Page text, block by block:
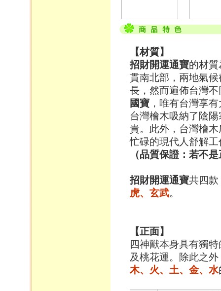
【材質】
招財開運通寶的材
貫南北部，兩地氣
長，然而遍佈台灣
國寶 ，唯有台灣享
台灣檜木吸納了陰
貴。此外，台灣檜
忙碌的現代人舒解
（品質保證：若不
招財開運通寶共四款
虎、玄武。
【正面】
四神獸本身具有獨
及桃花運。除此之
木、火、土、金、水